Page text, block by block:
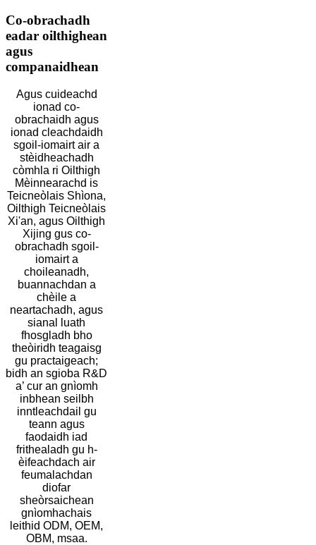
Co-obrachadh
eadar oilthighean
agus
companaidhean
Agus cuideachd
ionad co-
obrachaidh agus
ionad cleachdaidh
sgoil-iomairt air a
stèidheachadh
còmhla ri Oilthigh
Mèinnearachd is
Teicneòlais Shìona,
Oilthigh Teicneòlais
Xi'an, agus Oilthigh
Xijing gus co-
obrachadh sgoil-
iomairt a
choileanadh,
buannachdan a
chèile a
neartachadh, agus
sianal luath
fhosgladh bho
theòiridh teagaisg
gu practaigeach;
bidh an sgioba R&D
a’ cur an gnìomh
inbhean seilbh
inntleachdail gu
teann agus
faodaidh iad
frithealadh gu h-
èifeachdach air
feumalachdan
diofar
sheòrsaichean
gnìomhachais
leithid ODM, OEM,
OBM, msaa.